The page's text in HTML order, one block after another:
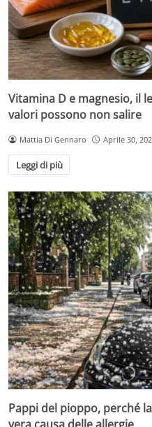
Vitamina D e magnesio, il
valori possono non salire
Mattia Di Gennaro Aprile 30,
Leggi di più
Pappi del pioppo, perché